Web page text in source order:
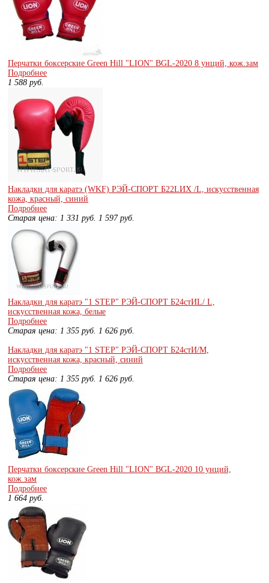
Перчатки боксерские Green Hill "LION" BGL-2020 8 унций, кож.зам
Подробнее
1 588 руб.
Накладки для каратэ (WKF) РЭЙ-СПОРТ Б22LИХ /L, искусственная
кожа, красный, синий
Подробнее
Старая цена: 1 331 руб. 1 597 руб.
Накладки для каратэ "1 STEP" РЭЙ-СПОРТ Б24стИL/ L,
искусственная кожа, белые
Подробнее
Старая цена: 1 355 руб. 1 626 руб.
Накладки для каратэ "1 STEP" РЭЙ-СПОРТ Б24стИ/М,
искусственная кожа, красный, синий
Подробнее
Старая цена: 1 355 руб. 1 626 руб.
Перчатки боксерские Green Hill "LION" BGL-2020 10 унций,
кож.зам
Подробнее
1 664 руб.